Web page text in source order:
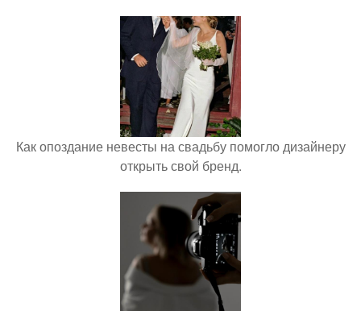
Как опоздание невесты на свадьбу помогло дизайнеру
открыть свой бренд.